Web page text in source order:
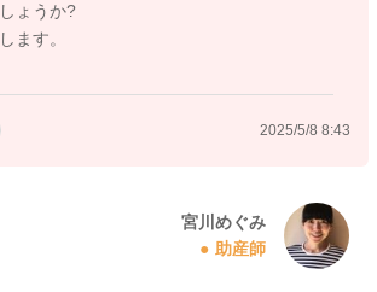
ょうか?
ます。
2025/5/8 8:43
宮川めぐみ
助産師